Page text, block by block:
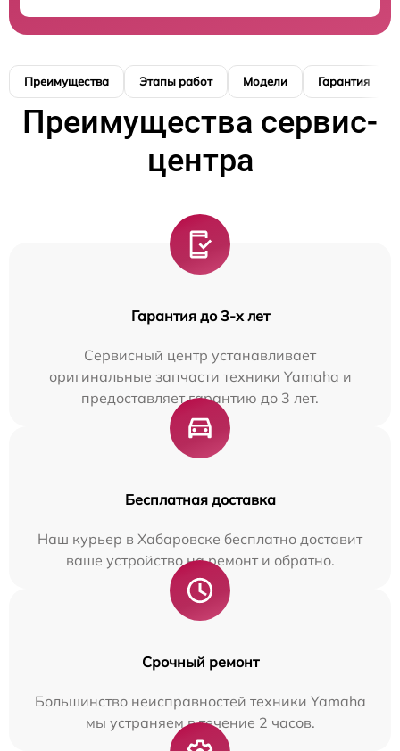
Преимущества Этапы работ Модели Гарантия
Преимущества сервис-
центра
Гарантия до 3-х лет
Сервисный центр устанавливает
оригинальные запчасти техники Yamaha и
предоставляет гарантию до 3 лет.
Бесплатная доставка
Наш курьер в Хабаровске бесплатно доставит
ваше устройство на ремонт и обратно.
Срочный ремонт
Большинство неисправностей техники Yamaha
мы устраняем в течение 2 часов.